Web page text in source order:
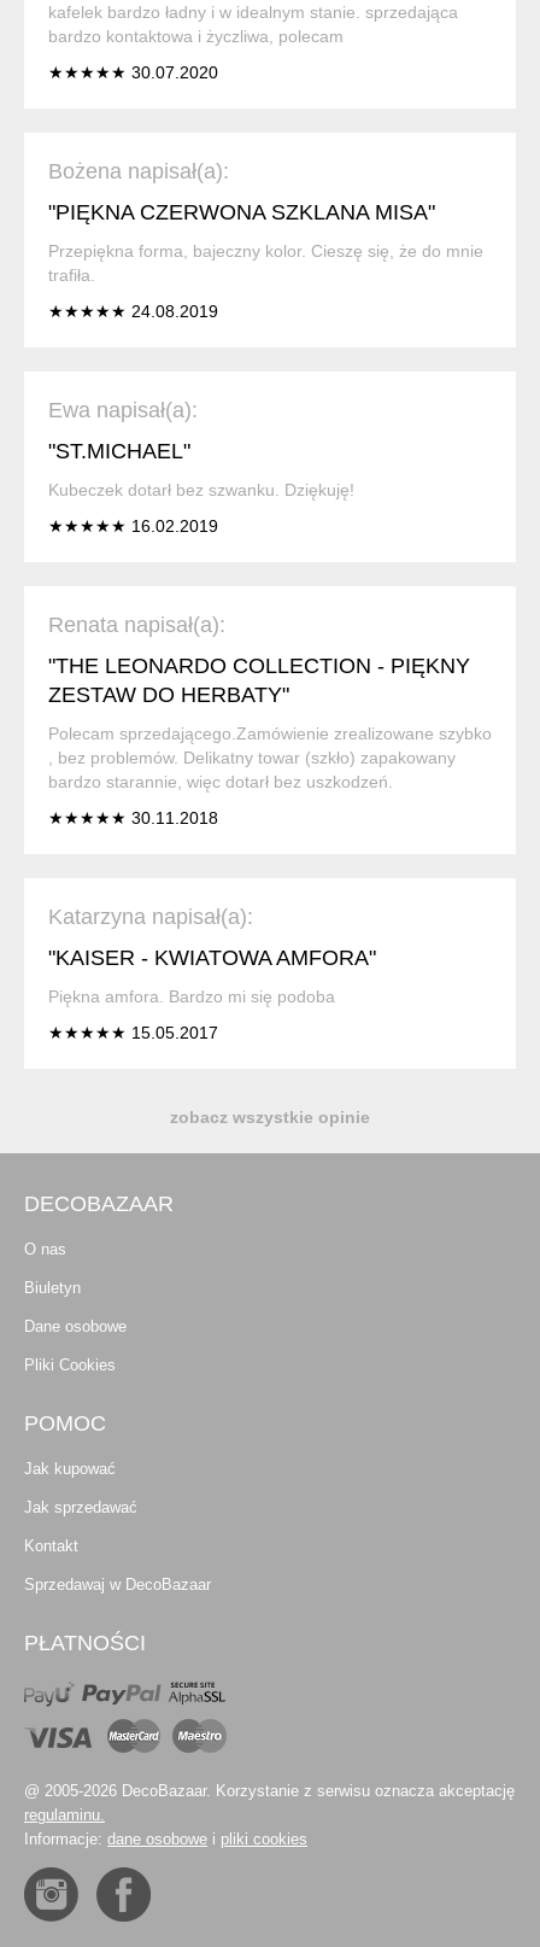
kafelek bardzo ładny i w idealnym stanie. sprzedająca
bardzo kontaktowa i życzliwa, polecam
★★★★★ 30.07.2020
Bożena napisał(a):
"PIĘKNA CZERWONA SZKLANA MISA"
Przepiękna forma, bajeczny kolor. Cieszę się, że do mnie
trafiła.
★★★★★ 24.08.2019
Ewa napisał(a):
"ST.MICHAEL"
Kubeczek dotarł bez szwanku. Dziękuję!
★★★★★ 16.02.2019
Renata napisał(a):
"THE LEONARDO COLLECTION - PIĘKNY
ZESTAW DO HERBATY"
Polecam sprzedającego.Zamówienie zrealizowane szybko
, bez problemów. Delikatny towar (szkło) zapakowany
bardzo starannie, więc dotarł bez uszkodzeń.
★★★★★ 30.11.2018
Katarzyna napisał(a):
"KAISER - KWIATOWA AMFORA"
Piękna amfora. Bardzo mi się podoba
★★★★★ 15.05.2017
zobacz wszystkie opinie
DECOBAZAAR
O nas
Biuletyn
Dane osobowe
Pliki Cookies
POMOC
Jak kupować
Jak sprzedawać
Kontakt
Sprzedawaj w DecoBazaar
PŁATNOŚCI
@ 2005-2026 DecoBazaar. Korzystanie z serwisu oznacza akceptację
regulaminu.
Informacje: dane osobowe i pliki cookies